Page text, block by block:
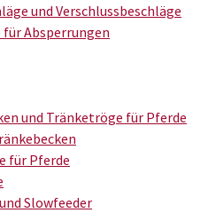
und Verschlussbeschläge
Absperrungen
und Tränketröge für Pferde
für Pferde
Slowfeeder